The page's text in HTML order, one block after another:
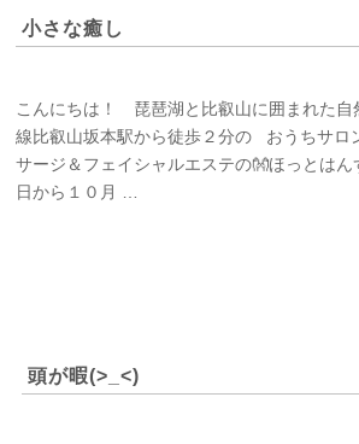
小さな癒し
こんにちは！ 琵琶湖と比叡山に囲まれた自
線比叡山坂本駅から徒歩２分の おうちサロ
サージ＆フェイシャルエステの👐ほっとは
日から１０月 …
頭が暇(>_<)